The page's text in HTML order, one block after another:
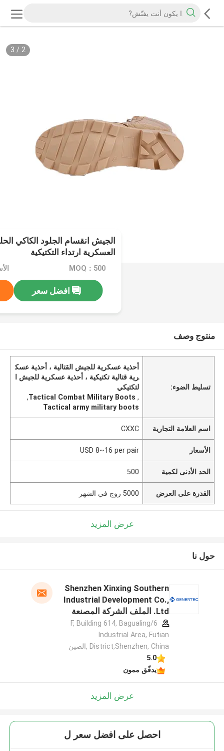
2
/
3
الجيش انقسام الجلود الكاكي
العسكرية ارتداء التكتيكية
MOQ：500
افضل سعر
منتوج وصف
تسليط الضوء:
أحذية عسكرية للجيش القتالية ، أحذية عسك
رية قتالية تكتيكية ، أحذية عسكرية للجيش ا
لتكتيكي
,
Tactical Combat Military Boots
,
Tactical army military boots
اسم العلامة التجارية CXXC
الأسعار USD 8~16 per pair
الحد الأدنى لكمية 500
القدرة على العرض 5000 زوج في الشهر
عرض المزيد
حول نا
Shenzhen Xinxing Southern
Industrial Development Co.,
Ltd. الملف الشركة المصنعة
6/F, Building 614, Bagualing
Industrial Area, Futian
District,Shenzhen, China ,الصين
5.0
يدقّق ممون
عرض المزيد
احصل على افضل سعر ل